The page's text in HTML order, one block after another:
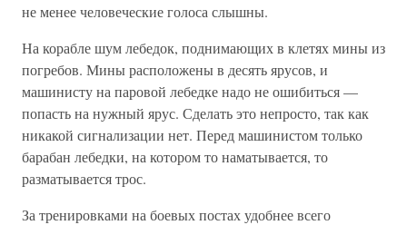
не менее человеческие голоса слышны.
На корабле шум лебедок, поднимающих в клетях мины из
погребов. Мины расположены в десять ярусов, и
машинисту на паровой лебедке надо не ошибиться —
попасть на нужный ярус. Сделать это непросто, так как
никакой сигнализации нет. Перед машинистом только
барабан лебедки, на котором то наматывается, то
разматывается трос.
За тренировками на боевых постах удобнее всего